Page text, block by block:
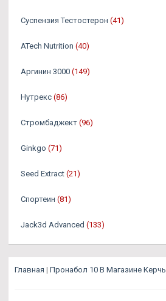
Суспензия Тестостерон (41)
ATech Nutrition (40)
Аргинин 3000 (149)
Нутрекс (86)
Стромбаджект (96)
Ginkgo (71)
Seed Extract (21)
Спортеин (81)
Jack3d Advanced (133)
Главная | Пронабол 10 В Магазине Керчь